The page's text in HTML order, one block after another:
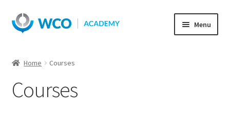
Skip
to
Skip
to
Menu
Home Courses
Courses